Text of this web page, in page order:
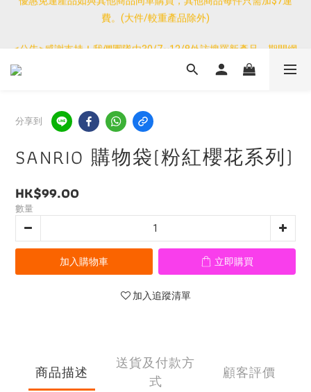
優惠免運產品如與其他商品同單購買，其他商品每件只需加$7運
費。(大件/較重產品除外)
<公告>感謝支持！我們團隊由30/7~12/8外訪搜羅新產品，期間網
店訂單處理及客服服務暫停，門市正常營業。
費。(大件/較重產品除外)
分享到
SANRIO 購物袋(粉紅櫻花系列)
HK$99.00
數量
加入購物車 立即購買
加入追蹤清單
商品描述
送貨及付款方
式
顧客評價